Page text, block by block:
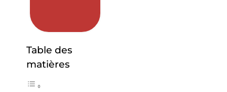
Table des
matières